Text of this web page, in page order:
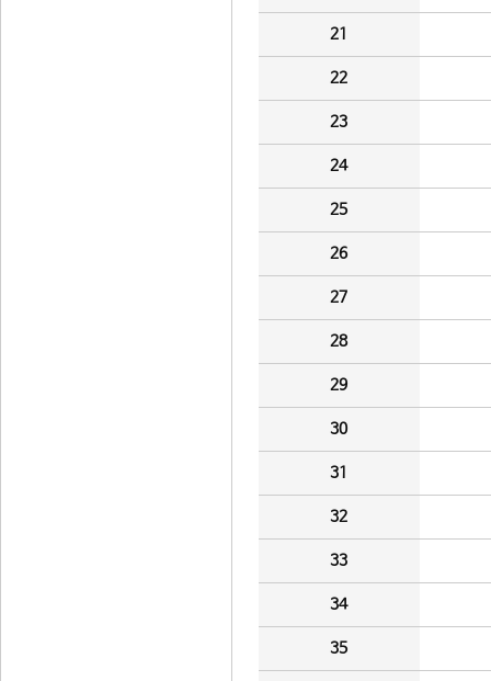
21
22
23
24
25
26
27
28
29
30
31
32
33
34
35